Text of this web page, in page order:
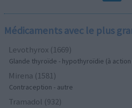
Médicaments avec le plus
Levothyrox (1669)
Glande thyroïde - hypothyroïdie (à
Mirena (1581)
Contraception - autre
Tramadol (932)